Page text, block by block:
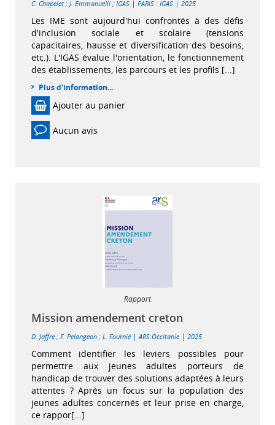
C. Chapelet ; J. Emmanuelli ; IGAS | PARIS : IGAS | 2025
Les IME sont aujourd'hui confrontés à des défis
d'inclusion sociale et scolaire (tensions
capacitaires, hausse et diversification des besoins,
etc.). L'IGAS évalue l'orientation, le fonctionnement
des établissements, les parcours et les profils [...]
Plus d'information...
Ajouter au panier
Aucun avis
Rapport
Mission amendement creton
D. Jaffre ; F. Pelangeon ; L. Fournié |ARS Occitanie | 2025
Comment identifier les leviers possibles pour
permettre aux jeunes adultes porteurs de
handicap de trouver des solutions adaptées à leurs
attentes ? Après un focus sur la population des
jeunes adultes concernés et leur prise en charge,
ce rappor[...]